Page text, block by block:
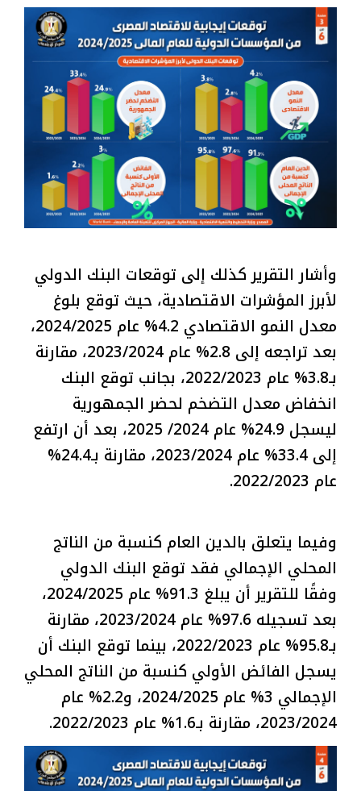
وأشار التقرير كذلك إلى توقعات البنك الدولي
لأبرز المؤشرات الاقتصادية، حيث توقع بلوغ
معدل النمو الاقتصادي 4.2% عام 2024/2025،
بعد تراجعه إلى 2.8% عام 2023/2024، مقارنة
بـ3.8% عام 2022/2023، بجانب توقع البنك
انخفاض معدل التضخم لحضر الجمهورية
ليسجل 24.9% عام 2024/ 2025، بعد أن ارتفع
إلى 33.4% عام 2023/2024، مقارنة بـ24.4%
عام 2022/2023.
وفيما يتعلق بالدين العام كنسبة من الناتج
المحلي الإجمالي فقد توقع البنك الدولي
وفقًا للتقرير أن يبلغ 91.3% عام 2024/2025،
بعد تسجيله 97.6% عام 2023/2024، مقارنة
بـ95.8% عام 2022/2023، بينما توقع البنك أن
يسجل الفائض الأولي كنسبة من الناتج المحلي
الإجمالي 3% عام 2024/2025، و2.2% عام
2023/2024، مقارنة بـ1.6% عام 2022/2023.